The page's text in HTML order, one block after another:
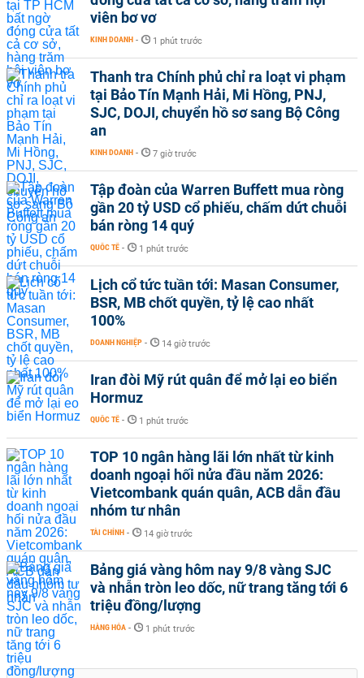
viên bơ vơ
KINH DOANH - 1 phút trước
Thanh tra Chính phủ chỉ ra loạt vi phạm
tại Bảo Tín Mạnh Hải, Mi Hồng, PNJ,
SJC, DOJI, chuyển hồ sơ sang Bộ Công
an
KINH DOANH - 7 giờ trước
Tập đoàn của Warren Buffett mua ròng
gần 20 tỷ USD cổ phiếu, chấm dứt chuỗi
bán ròng 14 quý
QUỐC TẾ - 1 phút trước
Lịch cổ tức tuần tới: Masan Consumer,
BSR, MB chốt quyền, tỷ lệ cao nhất
100%
DOANH NGHIỆP - 14 giờ trước
Iran đòi Mỹ rút quân để mở lại eo biển
Hormuz
QUỐC TẾ - 1 phút trước
TOP 10 ngân hàng lãi lớn nhất từ kinh
doanh ngoại hối nửa đầu năm 2026:
Vietcombank quán quân, ACB dẫn đầu
nhóm tư nhân
TÀI CHÍNH - 14 giờ trước
Bảng giá vàng hôm nay 9/8 vàng SJC
và nhẫn tròn leo dốc, nữ trang tăng tới 6
triệu đồng/lượng
HÀNG HÓA - 1 phút trước